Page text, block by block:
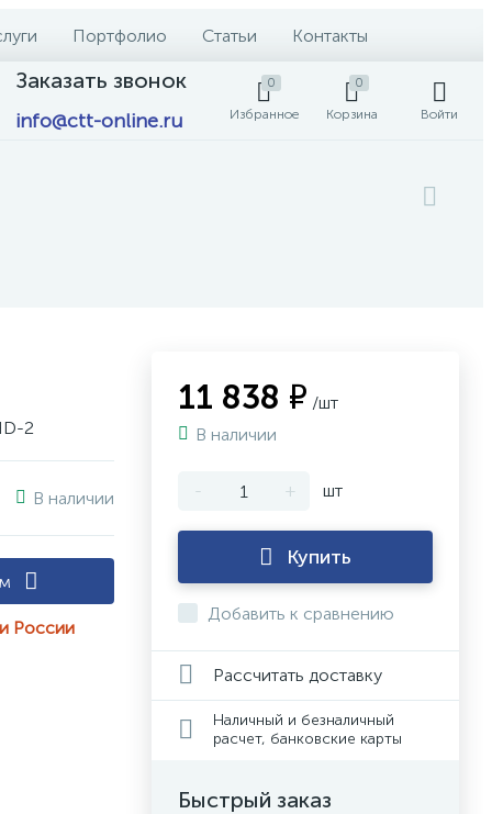
Портфолио Статьи Контакты
Заказать звонок
info@ctt-online.ru
0
Избранное
0
Корзина Войти
2
В наличии
России
11 838 ₽ /шт
В наличии
- + шт
Купить
Добавить к сравнению
Рассчитать доставку
Наличный и безналичный
расчет, банковские карты
Быстрый заказ